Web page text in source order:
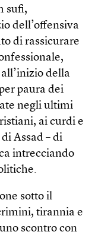
sufi,
dell’offensiva
di rassicurare
della
paura dei
negli ultimi
ai curdi e
Assad – di
intrecciando
sotto il
tirannia e
scontro con